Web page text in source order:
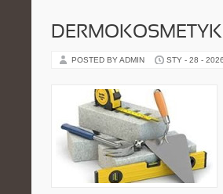
DERMOKOSMETYKI
POSTED BY ADMIN STY - 28 - 2026